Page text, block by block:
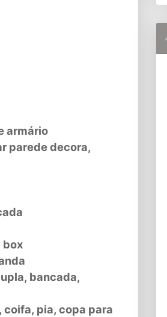
armário
parede decora,
box
bancada,
pia, copa para